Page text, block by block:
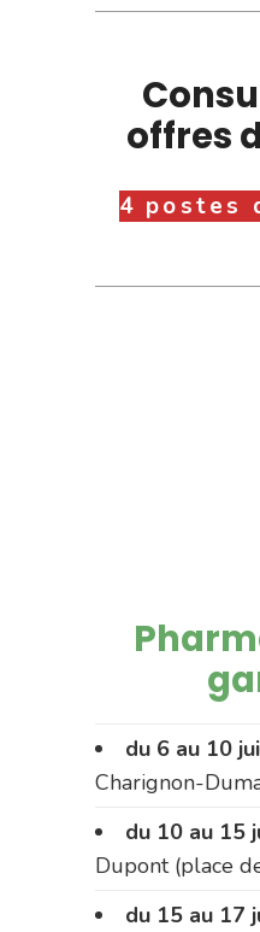
offres
4 postes
du 6 au 10
Charignon-
du 10 au 15
Dupont (place
du 15 au 17